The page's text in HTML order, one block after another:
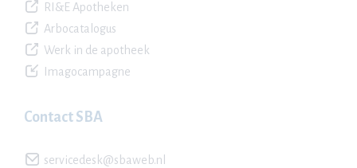
RI&E Apotheken
Arbocatalogus
Werk in de apotheek
Imagocampagne
Contact SBA
servicedesk@sbaweb.nl